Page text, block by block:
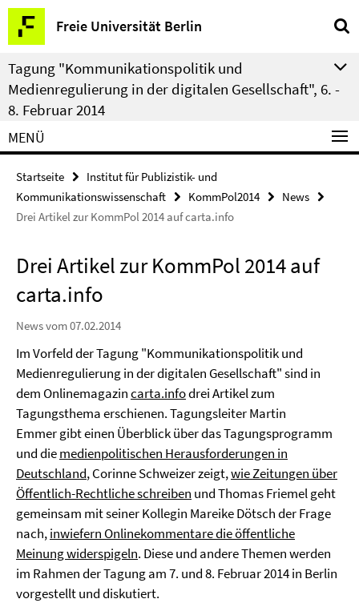
Springe
direkt
zu
Inhalt
Freie Universität Berlin
Service-
Navigation
Tagung "Kommunikationspolitik und
Medienregulierung in der digitalen Gesellschaft", 6. -
8. Februar 2014
MENÜ
Startseite
Institut für Publizistik- und
Kommunikationswissenschaft
KommPol2014
News
Drei Artikel zur KommPol 2014 auf carta.info
Drei Artikel zur KommPol 2014 auf
carta.info
News vom 07.02.2014
Im Vorfeld der Tagung "Kommunikationspolitik und
Medienregulierung in der digitalen Gesellschaft" sind in
dem Onlinemagazincarta.infodrei Artikel zum
Tagungsthema erschienen. Tagungsleiter Martin
Emmer gibt einen Überblick über das Tagungsprogramm
und diemedienpolitischen Herausforderungen in
Deutschland, Corinne Schweizer zeigt,wie Zeitungen über
Öffentlich-Rechtliche schreiben und Thomas Friemel geht
gemeinsam mit seiner Kollegin Mareike Dötsch der Frage
nach,inwiefern Onlinekommentare die öffentliche
Meinung widerspigeln. Diese und andere Themen werden
im Rahmen der Tagung am 7. und 8. Februar 2014 in Berlin
vorgestellt und diskutiert.